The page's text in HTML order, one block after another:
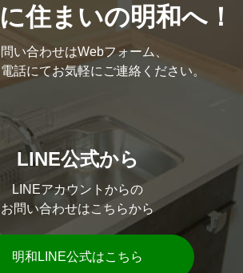
住まいの明和へ！
い合わせはWebフォーム、
話にてお気軽にご連絡ください。
LINE公式から
LINEアカウントからの
お問い合わせはこちらから
明和LINE公式はこちら